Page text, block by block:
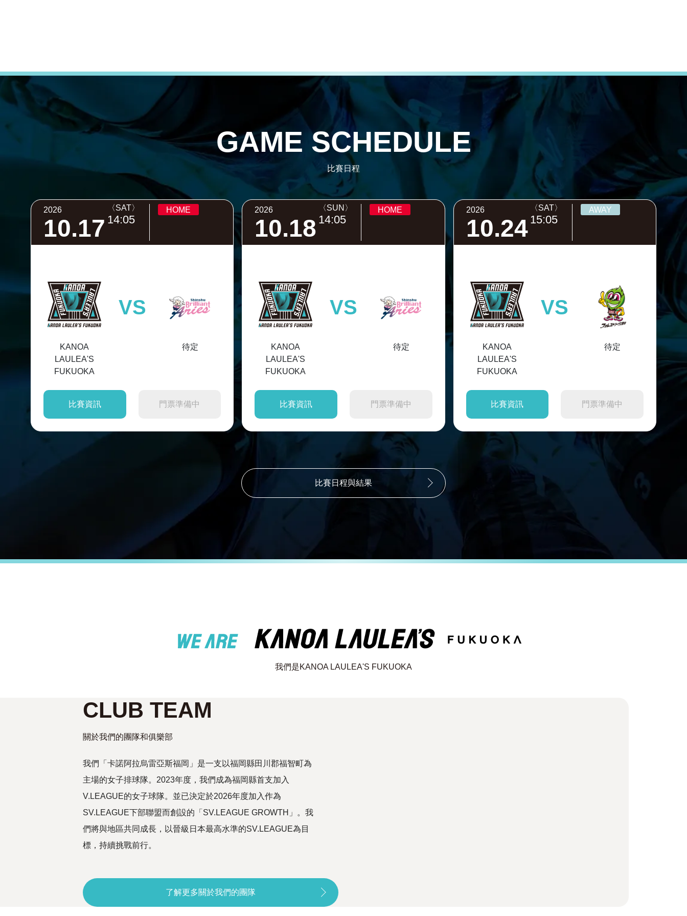
GAME SCHEDULE
比賽日程
2026
10.17
〈SAT〉
14:05
HOME
VS
KANOA
LAULEA'S
FUKUOKA
待定
比賽資訊 門票準備中
2026
10.18
〈SUN〉
14:05
HOME
VS
KANOA
LAULEA'S
FUKUOKA
待定
比賽資訊 門票準備中
2026
10.24
〈SAT〉
15:05
AWAY
VS
KANOA
LAULEA'S
FUKUOKA
待定
比賽資訊 門票準備中
比賽日程與結果
我們是KANOA LAULEA'S FUKUOKA
CLUB TEAM
關於我們的團隊和俱樂部
我們「卡諾阿拉烏雷亞斯福岡」是一支以福岡縣田川郡福智町為
主場的女子排球隊。2023年度，我們成為福岡縣首支加入
V.LEAGUE的女子球隊。並已決定於2026年度加入作為
SV.LEAGUE下部聯盟而創設的「SV.LEAGUE GROWTH」。我
們將與地區共同成長，以晉級日本最高水準的SV.LEAGUE為目
標，持續挑戰前行。
了解更多關於我們的團隊